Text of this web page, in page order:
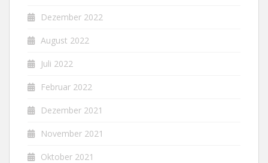
Dezember 2022
August 2022
Juli 2022
Februar 2022
Dezember 2021
November 2021
Oktober 2021